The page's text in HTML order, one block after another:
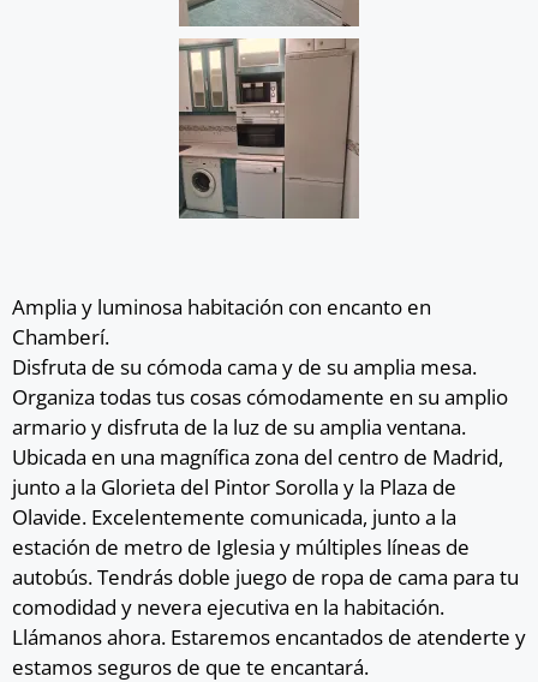
Amplia y luminosa habitación con encanto en
Chamberí.
Disfruta de su cómoda cama y de su amplia mesa.
Organiza todas tus cosas cómodamente en su amplio
armario y disfruta de la luz de su amplia ventana.
Ubicada en una magnífica zona del centro de Madrid,
junto a la Glorieta del Pintor Sorolla y la Plaza de
Olavide. Excelentemente comunicada, junto a la
estación de metro de Iglesia y múltiples líneas de
autobús. Tendrás doble juego de ropa de cama para tu
comodidad y nevera ejecutiva en la habitación.
Llámanos ahora. Estaremos encantados de atenderte y
estamos seguros de que te encantará.